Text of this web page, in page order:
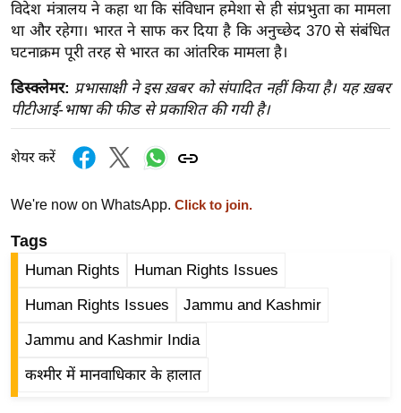
हि
त्य
ग
त
टो
र्ल्ड
न्यू
ज
फ
म
रं
विदेश मंत्रालय ने कहा था कि संविधान हमेशा से ही संप्रभुता का मामला
था और रहेगा। भारत ने साफ कर दिया है कि अनुच्छेद 370 से संबंधित
घटनाक्रम पूरी तरह से भारत का आंतरिक मामला है।
डिस्क्लेमर: प्रभासाक्षी ने इस ख़बर को संपादित नहीं किया है। यह ख़बर
पीटीआई-भाषा की फीड से प्रकाशित की गयी है।
शेयर करें
We're now on WhatsApp. Click to join.
Tags
Human Rights Human Rights Issues
Human Rights Issues Jammu and Kashmir
Jammu and Kashmir India
कश्मीर में मानवाधिकार के हालात